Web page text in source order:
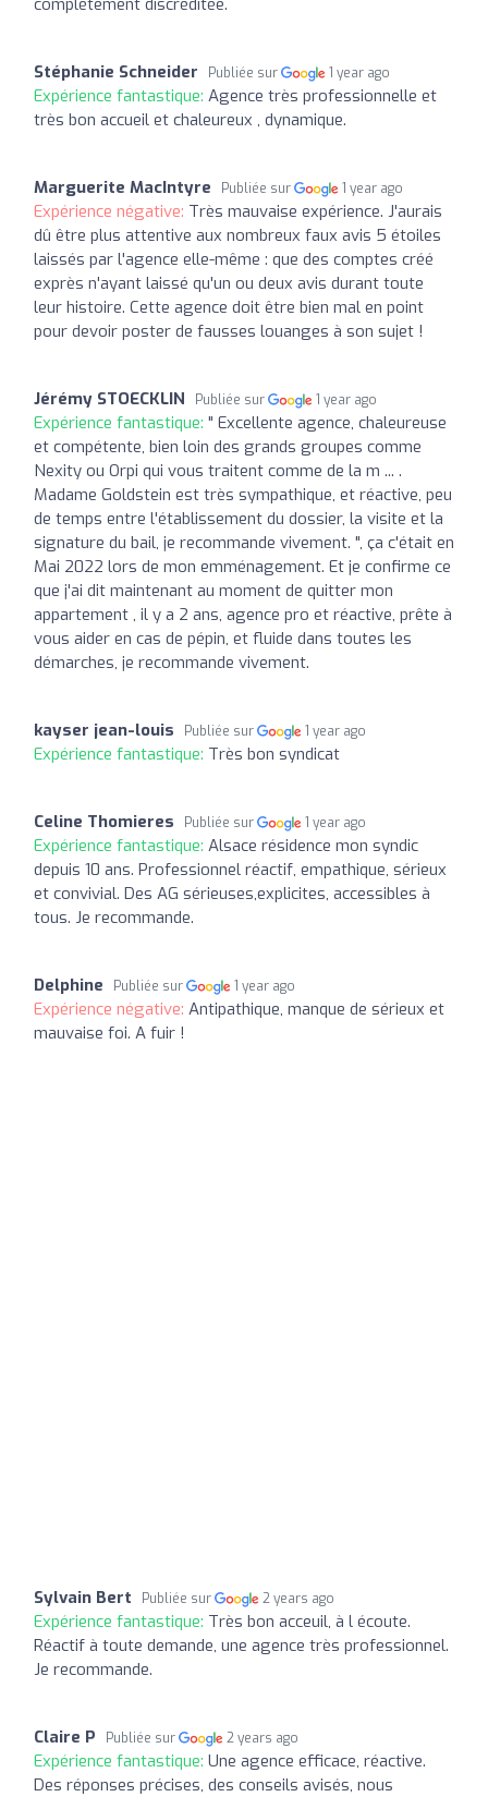
complètement discréditée.
Stéphanie Schneider Publiée sur 1 year ago
Expérience fantastique: Agence très professionnelle et
très bon accueil et chaleureux , dynamique.
Marguerite MacIntyre Publiée sur 1 year ago
Expérience négative: Très mauvaise expérience. J'aurais
dû être plus attentive aux nombreux faux avis 5 étoiles
laissés par l'agence elle-même : que des comptes créé
exprès n'ayant laissé qu'un ou deux avis durant toute
leur histoire. Cette agence doit être bien mal en point
pour devoir poster de fausses louanges à son sujet !
Jérémy STOECKLIN Publiée sur 1 year ago
Expérience fantastique: " Excellente agence, chaleureuse
et compétente, bien loin des grands groupes comme
Nexity ou Orpi qui vous traitent comme de la m ... .
Madame Goldstein est très sympathique, et réactive, peu
de temps entre l'établissement du dossier, la visite et la
signature du bail, je recommande vivement. ", ça c'était en
Mai 2022 lors de mon emménagement. Et je confirme ce
que j'ai dit maintenant au moment de quitter mon
appartement , il y a 2 ans, agence pro et réactive, prête à
vous aider en cas de pépin, et fluide dans toutes les
démarches, je recommande vivement.
kayser jean-louis Publiée sur 1 year ago
Expérience fantastique: Très bon syndicat
Celine Thomieres Publiée sur 1 year ago
Expérience fantastique: Alsace résidence mon syndic
depuis 10 ans. Professionnel réactif, empathique, sérieux
et convivial. Des AG sérieuses,explicites, accessibles à
tous. Je recommande.
Delphine Publiée sur 1 year ago
Expérience négative: Antipathique, manque de sérieux et
mauvaise foi. A fuir !
Sylvain Bert Publiée sur 2 years ago
Expérience fantastique: Très bon acceuil, à l écoute.
Réactif à toute demande, une agence très professionnel.
Je recommande.
Claire P Publiée sur 2 years ago
Expérience fantastique: Une agence efficace, réactive.
Des réponses précises, des conseils avisés, nous